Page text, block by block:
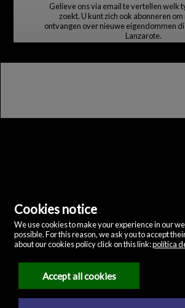
Gelieve ons via email te vertellen welk
zoekt. U kunt zich ook abonneren
ontvangen over nieuwe eigendommen
Lanzarote.
Majestic Home & Retail
C/ Velázquez, 12
28001 Madrid()
(+34)635072075
Juridische kennisgeving
Privacybeleid
Cookies notice
We use cookies to make your experience in our
possible. For this reason, we ask you to accept
about our cookies policy click on this link:política
Accept all cookies